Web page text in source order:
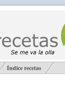
Índice recetas